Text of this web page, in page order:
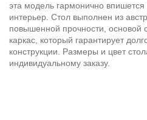
эта модель гармонично
интерьер. Стол выполнен из
повышенной прочности, основой
каркас, который гарантирует
конструкции. Размеры и цвет
индивидуальному заказу.